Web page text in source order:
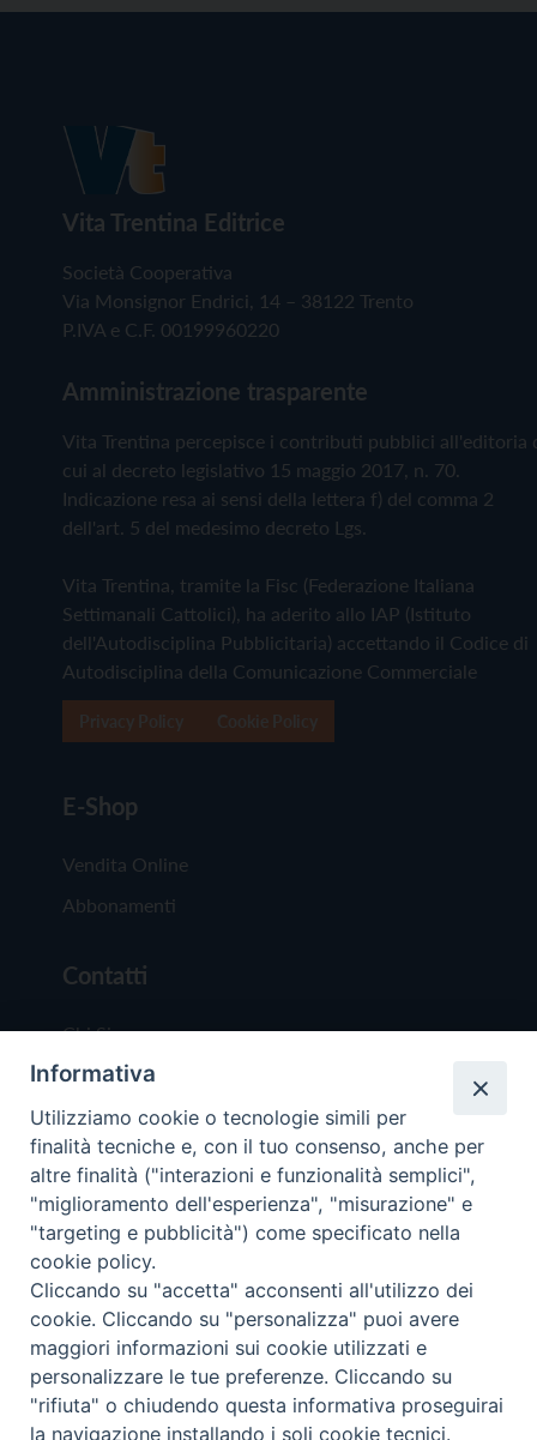
Vita Trentina Editrice
Società Cooperativa
Via Monsignor Endrici, 14 – 38122 Trento
P.IVA e C.F. 00199960220
Amministrazione trasparente
Vita Trentina percepisce i contributi pubblici all'editoria
cui al decreto legislativo 15 maggio 2017, n. 70.
Indicazione resa ai sensi della lettera f) del comma 2
dell'art. 5 del medesimo decreto Lgs.
Vita Trentina, tramite la Fisc (Federazione Italiana
Settimanali Cattolici), ha aderito allo IAP (Istituto
dell'Autodisciplina Pubblicitaria) accettando il Codice di
Autodisciplina della Comunicazione Commerciale
E-Shop
Vendita Online
Abbonamenti
Contatti
Chi Siamo
Redazione
Scrivici
Copyright © 2019 - Tutti i diritti riservati - Vita
Trentina Editrice
Privacy Policy
Torna
Informativa
Utilizziamo cookie o tecnologie simili per
finalità tecniche e, con il tuo consenso, anche per
altre finalità ("interazioni e funzionalità semplici",
"miglioramento dell'esperienza", "misurazione" e
"targeting e pubblicità") come specificato nella
cookie policy.
Cliccando su "accetta" acconsenti all'utilizzo dei
cookie. Cliccando su "personalizza" puoi avere
maggiori informazioni sui cookie utilizzati e
personalizzare le tue preferenze. Cliccando su
"rifiuta" o chiudendo questa informativa proseguirai
la navigazione installando i soli cookie tecnici.